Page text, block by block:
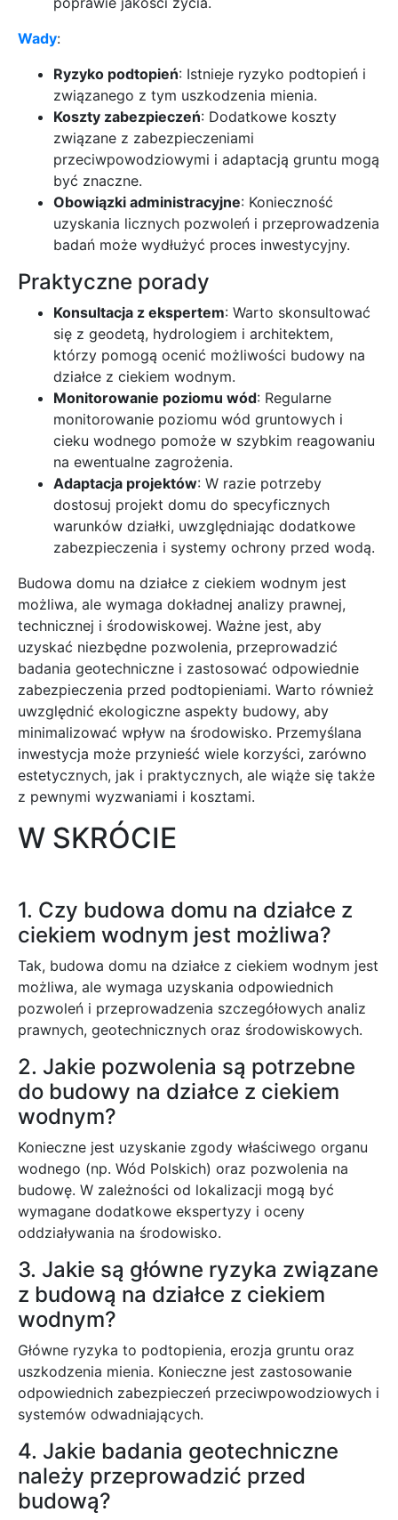
Wady:
Ryzyko podtopień: Istnieje ryzyko podtopień i
związanego z tym uszkodzenia mienia.
Koszty zabezpieczeń: Dodatkowe koszty
związane z zabezpieczeniami
przeciwpowodziowymi i adaptacją gruntu mogą
być znaczne.
Obowiązki administracyjne: Konieczność
uzyskania licznych pozwoleń i przeprowadzenia
badań może wydłużyć proces inwestycyjny.
Praktyczne porady
Konsultacja z ekspertem: Warto skonsultować
się z geodetą, hydrologiem i architektem,
którzy pomogą ocenić możliwości budowy na
działce z ciekiem wodnym.
Monitorowanie poziomu wód: Regularne
monitorowanie poziomu wód gruntowych i
cieku wodnego pomoże w szybkim reagowaniu
na ewentualne zagrożenia.
Adaptacja projektów: W razie potrzeby
dostosuj projekt domu do specyficznych
warunków działki, uwzględniając dodatkowe
zabezpieczenia i systemy ochrony przed wodą.
Budowa domu na działce z ciekiem wodnym jest
możliwa, ale wymaga dokładnej analizy prawnej,
technicznej i środowiskowej. Ważne jest, aby
uzyskać niezbędne pozwolenia, przeprowadzić
badania geotechniczne i zastosować odpowiednie
zabezpieczenia przed podtopieniami. Warto również
uwzględnić ekologiczne aspekty budowy, aby
minimalizować wpływ na środowisko. Przemyślana
inwestycja może przynieść wiele korzyści, zarówno
estetycznych, jak i praktycznych, ale wiąże się także
z pewnymi wyzwaniami i kosztami.
W SKRÓCIE
1. Czy budowa domu na działce z
ciekiem wodnym jest możliwa?
Tak, budowa domu na działce z ciekiem wodnym jest
możliwa, ale wymaga uzyskania odpowiednich
pozwoleń i przeprowadzenia szczegółowych analiz
prawnych, geotechnicznych oraz środowiskowych.
2. Jakie pozwolenia są potrzebne
do budowy na działce z ciekiem
wodnym?
Konieczne jest uzyskanie zgody właściwego organu
wodnego (np. Wód Polskich) oraz pozwolenia na
budowę. W zależności od lokalizacji mogą być
wymagane dodatkowe ekspertyzy i oceny
oddziaływania na środowisko.
3. Jakie są główne ryzyka związane
z budową na działce z ciekiem
wodnym?
Główne ryzyka to podtopienia, erozja gruntu oraz
uszkodzenia mienia. Konieczne jest zastosowanie
odpowiednich zabezpieczeń przeciwpowodziowych i
systemów odwadniających.
4. Jakie badania geotechniczne
należy przeprowadzić przed
budową?